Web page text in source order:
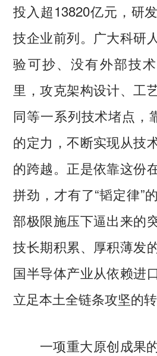
投入超13820亿元，研
技企业前列。广大科研
验可抄、没有外部技
里，攻克架构设计、工
同等一系列技术堵点，
的定力，不断实现从技
的跨越。正是依靠这份
拼劲，才有了“韬定律”
部极限施压下逼出来的
技长期积累、厚积薄发
国半导体产业从依赖进
立足本土全链条攻坚的转
一项重大原创成果